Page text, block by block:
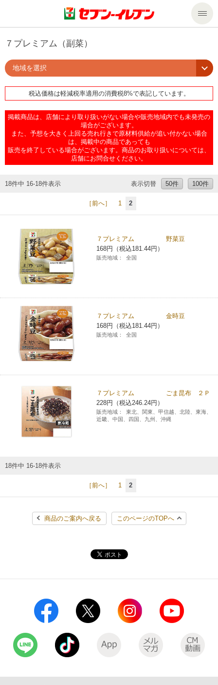
商品のご案内
商品のご案内トップ
今週の新商品
商品カテゴリ一覧
食の安全・安心への取組み
ギフト
プリペイドカード・金券
ニンテンドー・ダウンロードカード
セール・キャンペーン
サービス
nanacoトップ
マルチコピー機でできることトップ
コピー
プリント
スキャン
ファクス
チケット
スポーツ振興くじ
行政サービス
宅配便
切手・はがき・印紙
セブン銀行ATM
ご利用可能なお支払い方法
各種料金のお支払い
レジでApple Accountにチャージ
オンラインフォトサービス
モバイルWi-Fiバッテリーシェアリング（店舗限定）
パウダースペース ラブン（店舗限定）
ソフトバンクギフト
チケットサービス
セブンチケット
チケットぴあ
イープラス
CNプレイガイド
セブン‐イレブンでお受取り
タワーレコード
セブンネットショッピング
停電時のサービス停止のお知らせ
企業情報トップ
ニュースリリース
企業理念
会社概要
沿革
国内店舗数
セブン‐イレブンの海外事業
データで見るセブン‐イレブン
私たちの取組み
サステナビリティ
セブン＆アイ・ホールディングスの重点課題
サステナビリティ活動基本方針
GREEN CHALLENGE 2050
4VISIONS
サステナビリティレポート
報告書ライブラリー
加盟店オーナー募集 物件募集・購入
アルバイト情報
店舗検索
ネットショッピング
お問い合わせ
Language
English (Corporate)
English (Services)
简体中文(服务)
한국어(서비스)
ภาษาไทย(บริการ)
７プレミアム（副菜）
地域を選択
税込価格は軽減税率適用の消費税8%で表記しています。
掲載商品は、店舗により取り扱いがない場合や販売地域内でも未発売の
場合がございます。
また、予想を大きく上回る売れ行きで原材料供給が追い付かない場合
は、掲載中の商品であっても
販売を終了している場合がございます。商品のお取り扱いについては、
店舗にお問合せください。
18件中 16-18件表示 表示切替 50件 100件
［前へ］ 1 2
７プレミアム 野菜豆
168円（税込181.44円）
販売地域： 全国
７プレミアム 金時豆
168円（税込181.44円）
販売地域： 全国
７プレミアム ごま昆布 ２Ｐ
228円（税込246.24円）
販売地域：
東北、関東、甲信越、北陸、東海、
近畿、中国、四国、九州、沖縄
18件中 16-18件表示
［前へ］ 1 2
商品のご案内へ戻る このページのTOPへ